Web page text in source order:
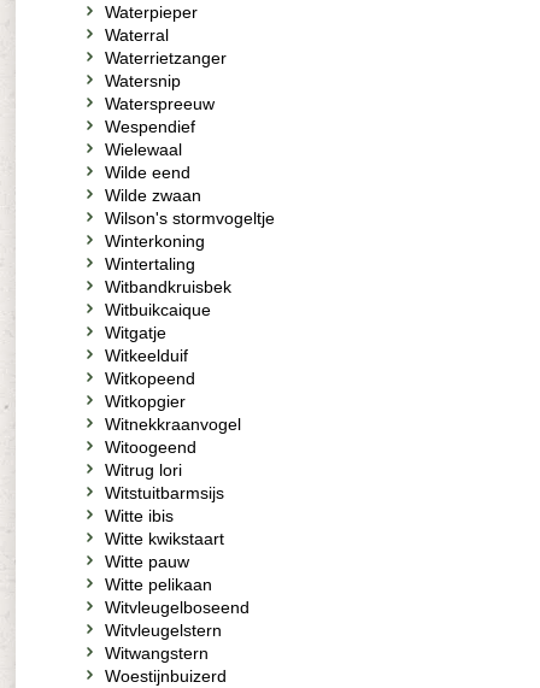
Waterpieper
Waterral
Waterrietzanger
Watersnip
Waterspreeuw
Wespendief
Wielewaal
Wilde eend
Wilde zwaan
Wilson's stormvogeltje
Winterkoning
Wintertaling
Witbandkruisbek
Witbuikcaique
Witgatje
Witkeelduif
Witkopeend
Witkopgier
Witnekkraanvogel
Witoogeend
Witrug lori
Witstuitbarmsijs
Witte ibis
Witte kwikstaart
Witte pauw
Witte pelikaan
Witvleugelboseend
Witvleugelstern
Witwangstern
Woestijnbuizerd